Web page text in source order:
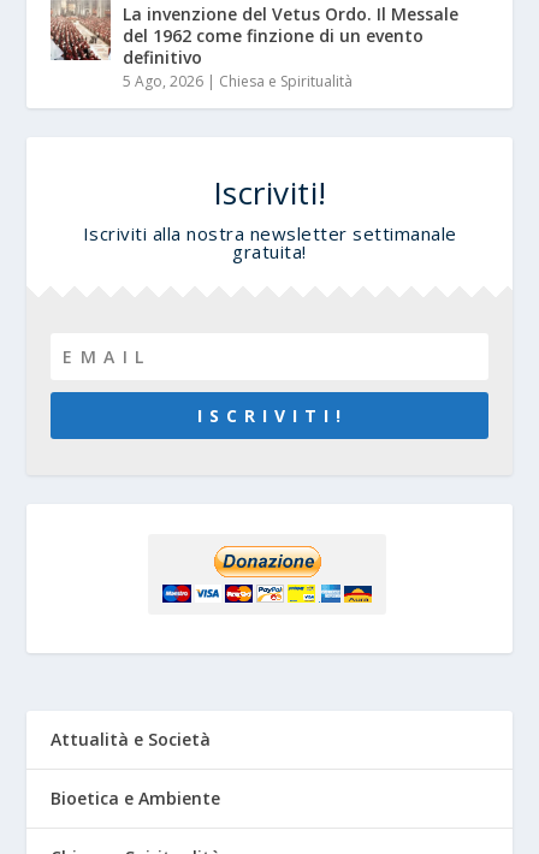
La invenzione del Vetus Ordo. Il Messale
del 1962 come finzione di un evento
definitivo
5 Ago, 2026 | Chiesa e Spiritualità
Iscriviti!
Iscriviti alla nostra newsletter settimanale
gratuita!
I S C R I V I T I !
Attualità e Società
Bioetica e Ambiente